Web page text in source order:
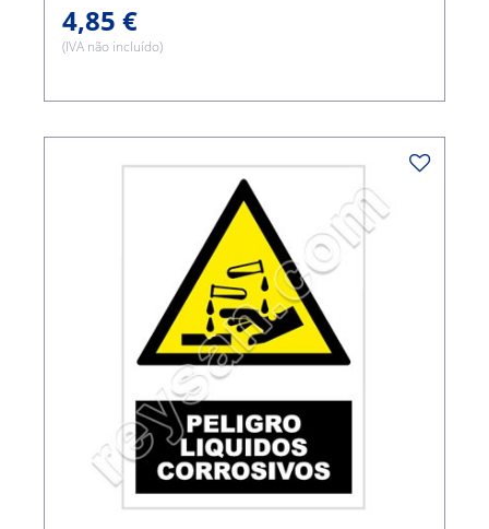
4,85 €
(IVA não incluído)